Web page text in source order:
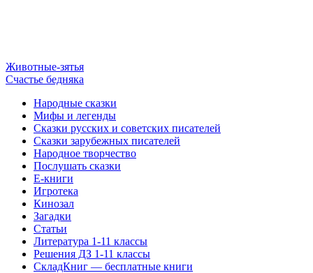
Животные-зятья
Счастье бедняка
Народные сказки
Мифы и легенды
Сказки русских и советских писателей
Сказки зарубежных писателей
Народное творчество
Послушать сказки
Е-книги
Игротека
Кинозал
Загадки
Статьи
Литература 1-11 классы
Решения ДЗ 1-11 классы
СкладКниг — бесплатные книги